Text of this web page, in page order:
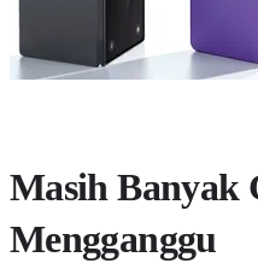
Masih Banyak
Mengganggu